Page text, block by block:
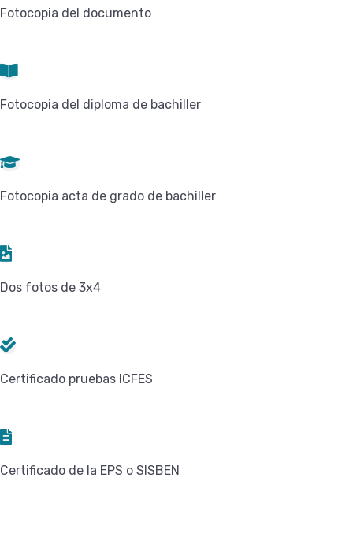
Fotocopia del documento
Fotocopia del diploma de bachiller
Fotocopia acta de grado de bachiller
Dos fotos de 3x4
Certificado pruebas ICFES
Certificado de la EPS o SISBEN